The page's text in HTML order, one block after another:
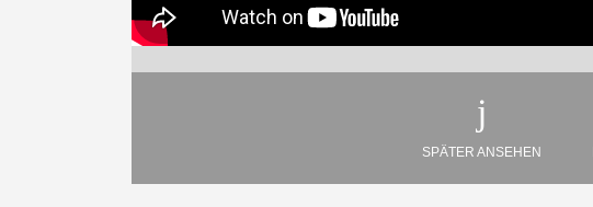
SPÄTER ANSEHEN